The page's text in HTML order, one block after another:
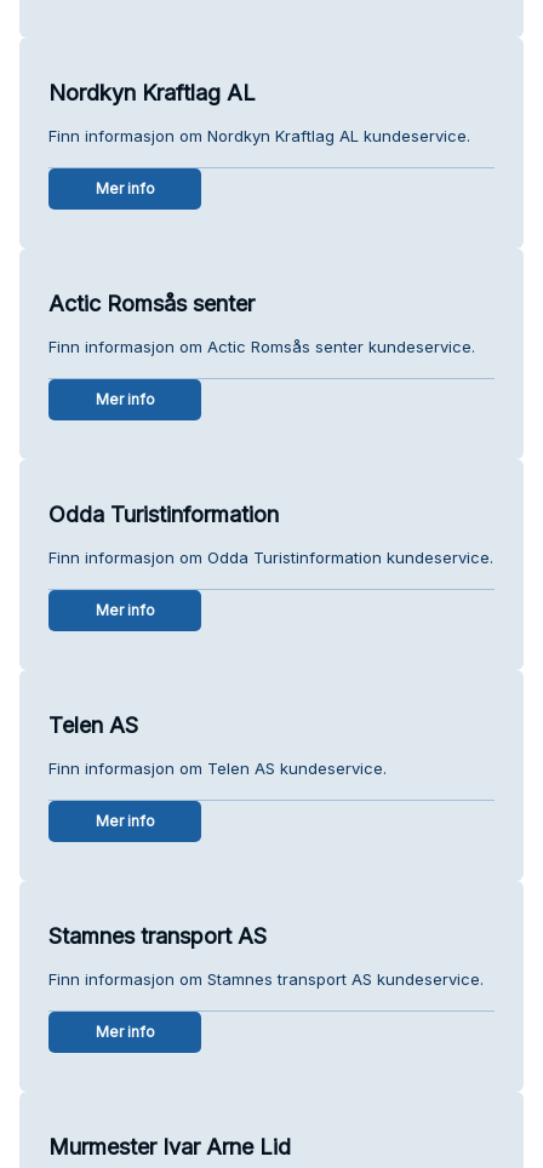
Nordkyn Kraftlag AL
Finn informasjon om Nordkyn Kraftlag AL kundeservice.
Mer info
Actic Romsås senter
Finn informasjon om Actic Romsås senter kundeservice.
Mer info
Odda Turistinformation
Finn informasjon om Odda Turistinformation kundeservice.
Mer info
Telen AS
Finn informasjon om Telen AS kundeservice.
Mer info
Stamnes transport AS
Finn informasjon om Stamnes transport AS kundeservice.
Mer info
Murmester Ivar Arne Lid